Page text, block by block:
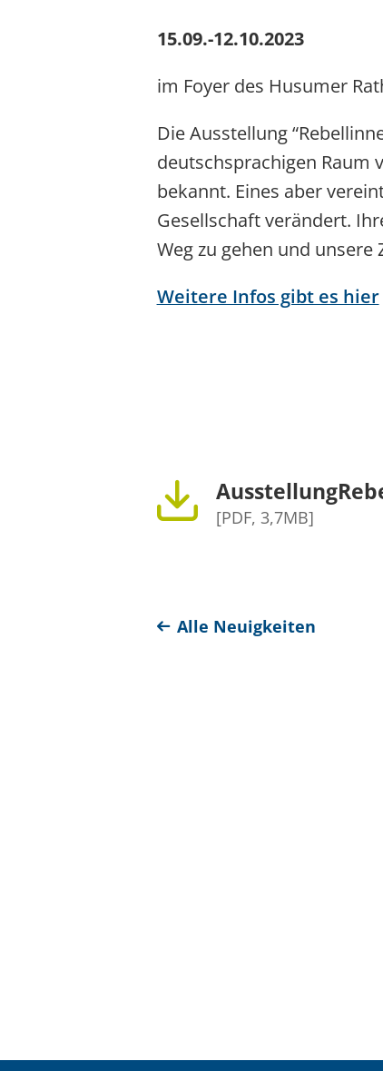
15.09.-12.10.2023
im Foyer des Husumer
Die Ausstellung
deutschsprachigen Raum
bekannt. Eines aber
Gesellschaft verändert.
Weg zu gehen und unsere
Weitere Infos gibt es hier
[PDF, 3,7MB]
Alle Neuigkeiten